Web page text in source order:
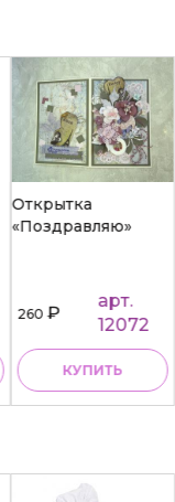
Открытка
«Поздравляю»
260₽
арт.
12072
КУПИТЬ